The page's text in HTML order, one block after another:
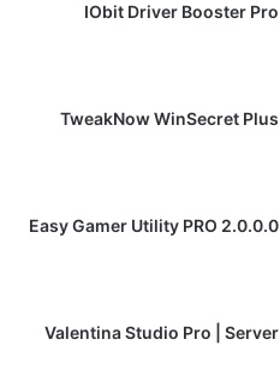
تفعيل برنامج IObit Driver Booster Pro
تفعيل برنامج TweakNow WinSecret Plus
تفعيل برنامج Valentina Studio Pro | Server